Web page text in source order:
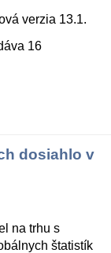
verzia 13.1.
16
dosiahlo v
na trhu s
štatistík